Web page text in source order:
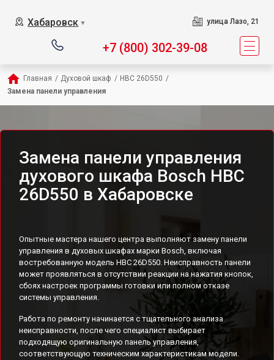
Хабаровск ▼ улица Лазо, 21
+7 (800) 302-39-08
Главная / Духовой шкаф / HBC 26D550 /
Замена панели управления
Замена панели управления
духового шкафа Bosch HBC
26D550 в Хабаровске
Опытные мастера нашего центра выполняют замену панели
управления в духовых шкафах марки Bosch, включая
востребованную модель HBC 26D550. Неисправность панели
может проявляться в отсутствии реакции на нажатия кнопок,
сбоях настроек программы готовки или полном отказе
системы управления.
Работа по ремонту начинается с тщательного анализа
неисправности, после чего специалист выбирает
подходящую оригинальную панель управления,
соответствующую техническим характеристикам модели.